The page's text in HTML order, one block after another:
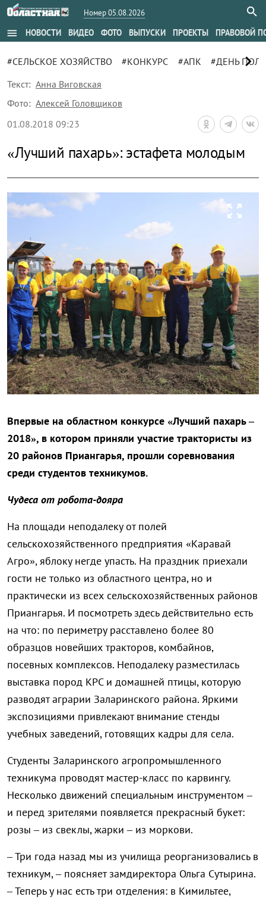
Номер 05.08.2026
menu НОВОСТИ ВИДЕО ФОТО ВЫПУСКИ ПРОЕКТЫ ПРАВОВОЙ
#СЕЛЬСКОЕ ХОЗЯЙСТВО #КОНКУРС #АПК #ДЕНЬ ПОЛЯ
chevron_right
Текст: Анна Виговская
Фото: Алексей Головщиков
01.08.2018 09:23
«Лучший пахарь»: эстафета молодым
zoom_out_map
Впервые на областном конкурсе «Лучший пахарь –
2018», в котором приняли участие трактористы из
20 районов Приангарья, прошли соревнования
среди студентов техникумов.
Чудеса от робота-дояра
На площади неподалеку от полей
сельскохозяйственного предприятия «Каравай
Агро», яблоку негде упасть. На праздник приехали
гости не только из областного центра, но и
практически из всех сельскохозяйственных районов
Приангарья. И посмотреть здесь действительно есть
на что: по периметру расставлено более 80
образцов новейших тракторов, комбайнов,
посевных комплексов. Неподалеку разместилась
выставка пород КРС и домашней птицы, которую
разводят аграрии Заларинского района. Яркими
экспозициями привлекают внимание стенды
учебных заведений, готовящих кадры для села.
Студенты Заларинского агропромышленного
техникума проводят мастер-класс по карвингу.
Несколько движений специальным инструментом –
и перед зрителями появляется прекрасный букет:
розы – из свеклы, жарки – из моркови.
– Три года назад мы из училища реорганизовались в
техникум, – поясняет замдиректора Ольга Сутырина.
– Теперь у нас есть три отделения: в Кимильтее,